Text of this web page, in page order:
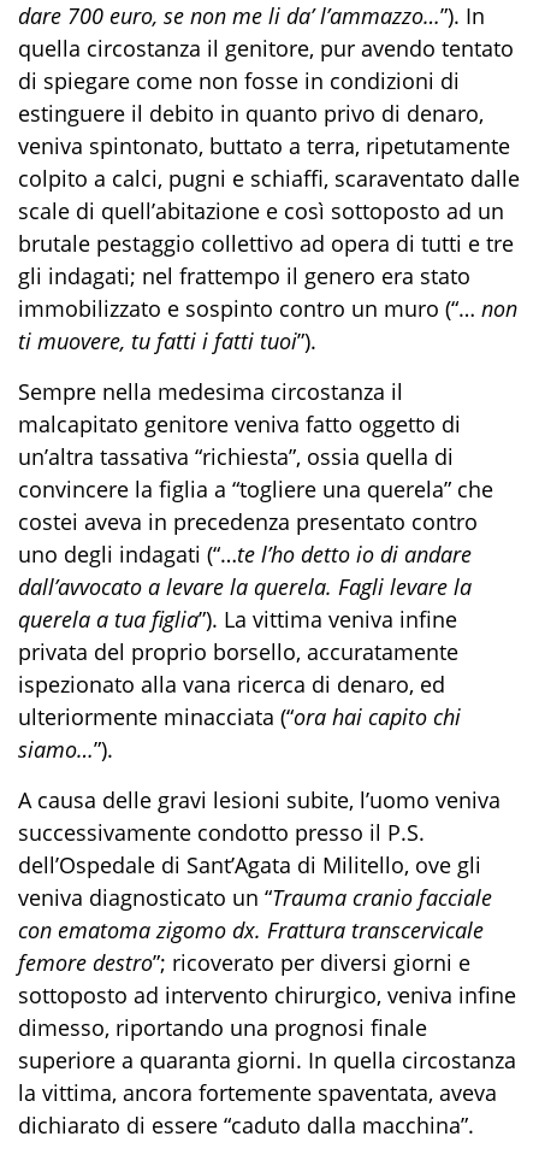
dare 700 euro, se non me li da’ l’ammazzo…”). In
quella circostanza il genitore, pur avendo tentato
di spiegare come non fosse in condizioni di
estinguere il debito in quanto privo di denaro,
veniva spintonato, buttato a terra, ripetutamente
colpito a calci, pugni e schiaffi, scaraventato dalle
scale di quell’abitazione e così sottoposto ad un
brutale pestaggio collettivo ad opera di tutti e tre
gli indagati; nel frattempo il genero era stato
immobilizzato e sospinto contro un muro (“… non
ti muovere, tu fatti i fatti tuoi”).
Sempre nella medesima circostanza il
malcapitato genitore veniva fatto oggetto di
un’altra tassativa “richiesta”, ossia quella di
convincere la figlia a “togliere una querela” che
costei aveva in precedenza presentato contro
uno degli indagati (“…te l’ho detto io di andare
dall’avvocato a levare la querela. Fagli levare la
querela a tua figlia”). La vittima veniva infine
privata del proprio borsello, accuratamente
ispezionato alla vana ricerca di denaro, ed
ulteriormente minacciata (“ora hai capito chi
siamo…”).
A causa delle gravi lesioni subite, l’uomo veniva
successivamente condotto presso il P.S.
dell’Ospedale di Sant’Agata di Militello, ove gli
veniva diagnosticato un “Trauma cranio facciale
con ematoma zigomo dx. Frattura transcervicale
femore destro”; ricoverato per diversi giorni e
sottoposto ad intervento chirurgico, veniva infine
dimesso, riportando una prognosi finale
superiore a quaranta giorni. In quella circostanza
la vittima, ancora fortemente spaventata, aveva
dichiarato di essere “caduto dalla macchina”.